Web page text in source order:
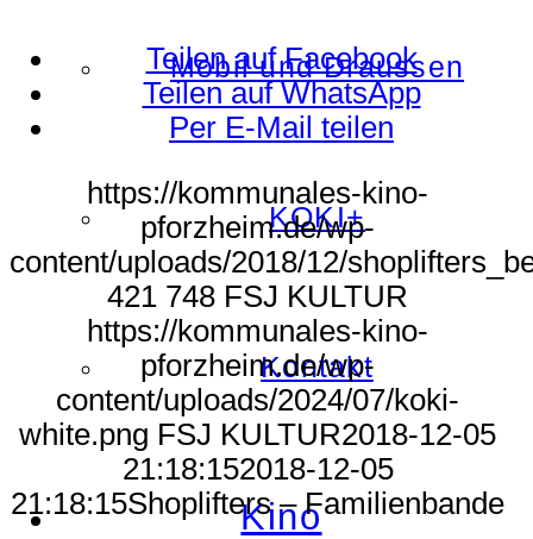
Mobil und Draussen
KOKI+
Kontakt
Kino
Teilen auf Facebook
Teilen auf WhatsApp
Per E-Mail teilen
https://kommunales-kino-
pforzheim.de/wp-
content/uploads/2018/12/
421 748 FSJ KULTUR
https://kommunales-kino-
pforzheim.de/wp-
content/uploads/2024/07/koki-
white.png FSJ KULTUR2018-12-05
21:18:152018-12-05
21:18:15Shoplifters – Familienbande